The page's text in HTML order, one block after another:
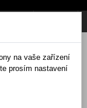
na vaše zařízení
prosím nastavení